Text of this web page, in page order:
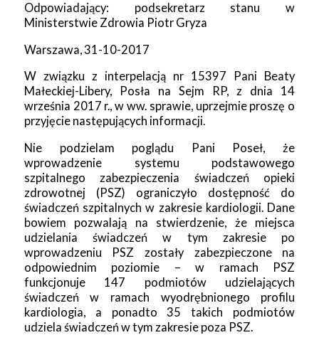
Odpowiadający: podsekretarz stanu w
Ministerstwie Zdrowia Piotr Gryza
Warszawa, 31-10-2017
W związku z interpelacją nr 15397 Pani Beaty
Małeckiej-Libery, Posła na Sejm RP, z dnia 14
września 2017 r., w ww. sprawie, uprzejmie proszę o
przyjęcie następujących informacji.
Nie podzielam poglądu Pani Poseł, że
wprowadzenie systemu podstawowego
szpitalnego zabezpieczenia świadczeń opieki
zdrowotnej (PSZ) ograniczyło dostępność do
świadczeń szpitalnych w zakresie kardiologii. Dane
bowiem pozwalają na stwierdzenie, że miejsca
udzielania świadczeń w tym zakresie po
wprowadzeniu PSZ zostały zabezpieczone na
odpowiednim poziomie – w ramach PSZ
funkcjonuje 147 podmiotów udzielających
świadczeń w ramach wyodrębnionego profilu
kardiologia, a ponadto 35 takich podmiotów
udziela świadczeń w tym zakresie poza PSZ.